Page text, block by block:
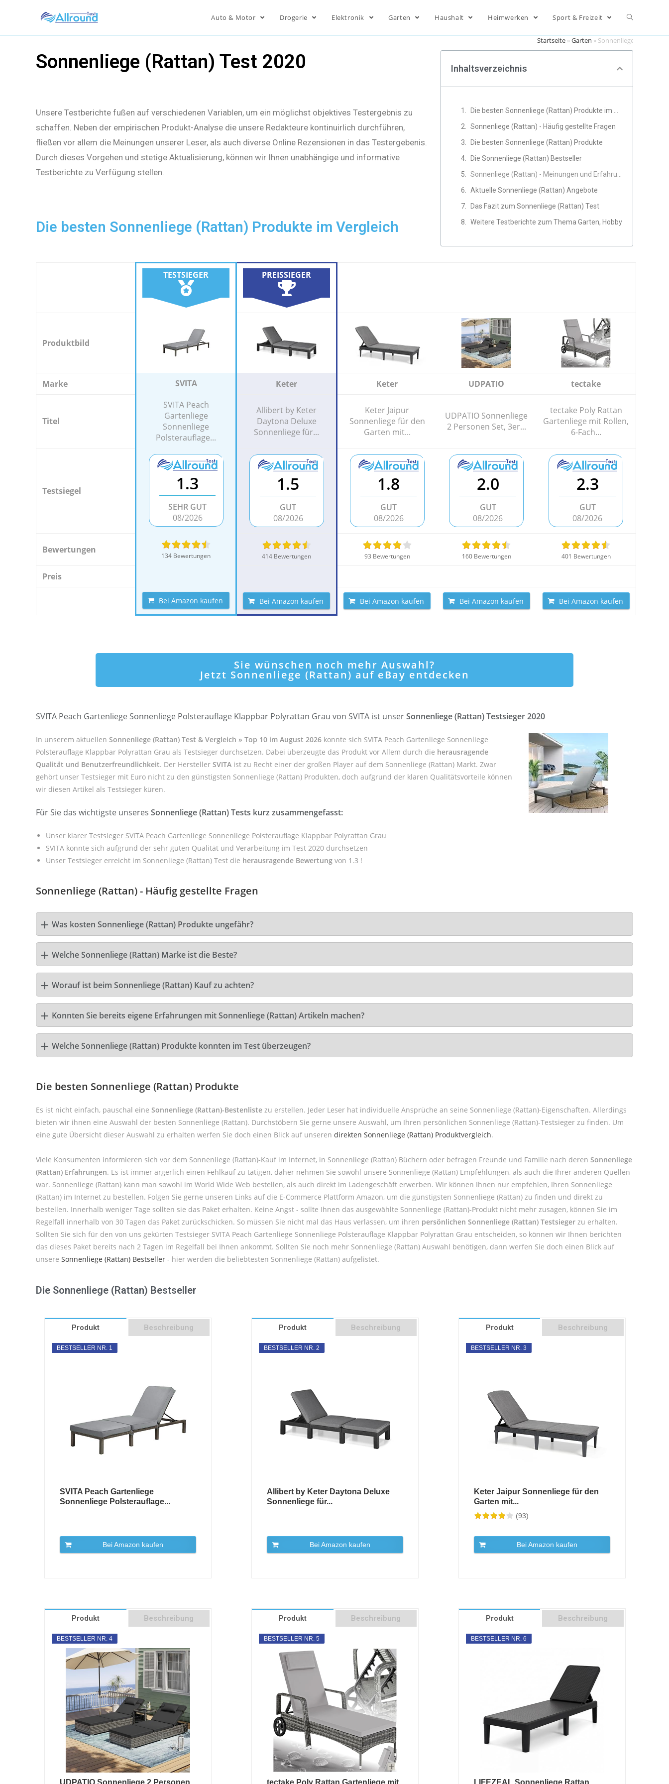
Auto & Motor Drogerie Elektronik Garten Haushalt Heimwerken Sport & Freizeit
Sonnenliege (Rattan) Test 2020
Unsere Testberichte fußen auf verschiedenen Variablen, um ein möglichst objektives Testergebnis zu
schaffen. Neben der empirischen Produkt-Analyse die unsere Redakteure kontinuirlich durchführen,
fließen vor allem die Meinungen unserer Leser, als auch diverse Online Rezensionen in das Testergebenis.
Durch dieses Vorgehen und stetige Aktualisierung, können wir Ihnen unabhängige und informative
Testberichte zu Verfügung stellen.
Die besten Sonnenliege (Rattan) Produkte im Vergleich
Startseite»Garten » Sonnenliege (Rattan)
Inhaltsverzeichnis
Sonnenliege (Rattan) - Häufig gestellte Fragen
Die besten Sonnenliege (Rattan) Produkte
Die Sonnenliege (Rattan) Bestseller
Aktuelle Sonnenliege (Rattan) Angebote
Das Fazit zum Sonnenliege (Rattan) Test
Weitere Testberichte zum Thema Garten, Hobby
TESTSIEGER PREISSIEGER
Produktbild
Marke SVITA Keter Keter UDPATIO tectake
Titel
SVITA Peach
Gartenliege
Sonnenliege
Polsterauflage...
Allibert by Keter
Daytona Deluxe
Sonnenliege für...
Keter Jaipur
Sonnenliege für den
Garten mit...
UDPATIO Sonnenliege
2 Personen Set, 3er...
tectake Poly Rattan
Gartenliege mit Rollen,
6-Fach...
Testsiegel 1.3
SEHR GUT
08/2026
1.5
GUT
08/2026
1.8
GUT
08/2026
2.0
GUT
08/2026
2.3
GUT
08/2026
Bewertungen
134 Bewertungen 414 Bewertungen 93 Bewertungen 160 Bewertungen 401 Bewertungen
Preis
Bei Amazon kaufen Bei Amazon kaufen Bei Amazon kaufen Bei Amazon kaufen Bei Amazon kaufen
Sie wünschen noch mehr Auswahl?
Jetzt Sonnenliege (Rattan) auf eBay entdecken
SVITA Peach Gartenliege Sonnenliege Polsterauflage Klappbar Polyrattan Grau von SVITA ist unserSonnenliege (Rattan) Testsieger 2020
In unserem aktuellen Sonnenliege (Rattan) Test & Vergleich » Top 10 im August 2026 konnte sich SVITA Peach Gartenliege Sonnenliege
Polsterauflage Klappbar Polyrattan Grau als Testsieger durchsetzen. Dabei überzeugte das Produkt vor Allem durch die herausragende
Qualität und Benutzerfreundlichkeit. Der Hersteller SVITA ist zu Recht einer der großen Player auf dem Sonnenliege (Rattan) Markt. Zwar
gehört unser Testsieger mit Euro nicht zu den günstigsten Sonnenliege (Rattan) Produkten, doch aufgrund der klaren Qualitätsvorteile können
wir diesen Artikel als Testsieger küren.
Für Sie das wichtigste unseres Sonnenliege (Rattan) Tests kurz zusammengefasst:
Unser klarer Testsieger SVITA Peach Gartenliege Sonnenliege Polsterauflage Klappbar Polyrattan Grau
SVITA konnte sich aufgrund der sehr guten Qualität und Verarbeitung im Test 2020 durchsetzen
Unser Testsieger erreicht im Sonnenliege (Rattan) Test die herausragende Bewertung von 1.3 !
Sonnenliege (Rattan) - Häufig gestellte Fragen
Was kosten Sonnenliege (Rattan) Produkte ungefähr?
Welche Sonnenliege (Rattan) Marke ist die Beste?
Worauf ist beim Sonnenliege (Rattan) Kauf zu achten?
Konnten Sie bereits eigene Erfahrungen mit Sonnenliege (Rattan) Artikeln machen?
Welche Sonnenliege (Rattan) Produkte konnten im Test überzeugen?
Die besten Sonnenliege (Rattan) Produkte
Es ist nicht einfach, pauschal eine Sonnenliege (Rattan)-Bestenliste zu erstellen. Jeder Leser hat individuelle Ansprüche an seine Sonnenliege (Rattan)-Eigenschaften. Allerdings
bieten wir ihnen eine Auswahl der besten Sonnenliege (Rattan). Durchstöbern Sie gerne unsere Auswahl, um Ihren persönlichen Sonnenliege (Rattan)-Testsieger zu finden. Um
eine gute Übersicht dieser Auswahl zu erhalten werfen Sie doch einen Blick auf unseren direkten Sonnenliege (Rattan) Produktvergleich.
Viele Konsumenten informieren sich vor dem Sonnenliege (Rattan)-Kauf im Internet, in Sonnenliege (Rattan) Büchern oder befragen Freunde und Familie nach deren Sonnenliege
(Rattan) Erfahrungen. Es ist immer ärgerlich einen Fehlkauf zu tätigen, daher nehmen Sie sowohl unsere Sonnenliege (Rattan) Empfehlungen, als auch die Ihrer anderen Quellen
war. Sonnenliege (Rattan) kann man sowohl im World Wide Web bestellen, als auch direkt im Ladengeschäft erwerben. Wir können Ihnen nur empfehlen, Ihren Sonnenliege
(Rattan) im Internet zu bestellen. Folgen Sie gerne unseren Links auf die E-Commerce Plattform Amazon, um die günstigsten Sonnenliege (Rattan) zu finden und direkt zu
bestellen. Innerhalb weniger Tage sollten sie das Paket erhalten. Keine Angst - sollte Ihnen das ausgewählte Sonnenliege (Rattan)-Produkt nicht mehr zusagen, können Sie im
Regelfall innerhalb von 30 Tagen das Paket zurückschicken. So müssen Sie nicht mal das Haus verlassen, um ihren persönlichen Sonnenliege (Rattan) Testsieger zu erhalten.
Sollten Sie sich für den von uns gekürten Testsieger SVITA Peach Gartenliege Sonnenliege Polsterauflage Klappbar Polyrattan Grau entscheiden, so können wir Ihnen berichten
das dieses Paket bereits nach 2 Tagen im Regelfall bei Ihnen ankommt. Sollten Sie noch mehr Sonnenliege (Rattan) Auswahl benötigen, dann werfen Sie doch einen Blick auf
unsere Sonnenliege (Rattan) Bestseller - hier werden die beliebtesten Sonnenliege (Rattan) aufgelistet.
Die Sonnenliege (Rattan) Bestseller
Produkt Beschreibung
BESTSELLER NR. 1
SVITA Peach Gartenliege
Sonnenliege Polsterauflage...
Bei Amazon kaufen
Produkt Beschreibung
BESTSELLER NR. 2
Allibert by Keter Daytona Deluxe
Sonnenliege für...
Bei Amazon kaufen
Produkt Beschreibung
BESTSELLER NR. 3
Keter Jaipur Sonnenliege für den
Garten mit...
(93)
Bei Amazon kaufen
Produkt Beschreibung
BESTSELLER NR. 4
UDPATIO Sonnenliege 2 Personen
Produkt Beschreibung
BESTSELLER NR. 5
tectake Poly Rattan Gartenliege mit
Produkt Beschreibung
BESTSELLER NR. 6
LIFEZEAL Sonnenliege Rattan,